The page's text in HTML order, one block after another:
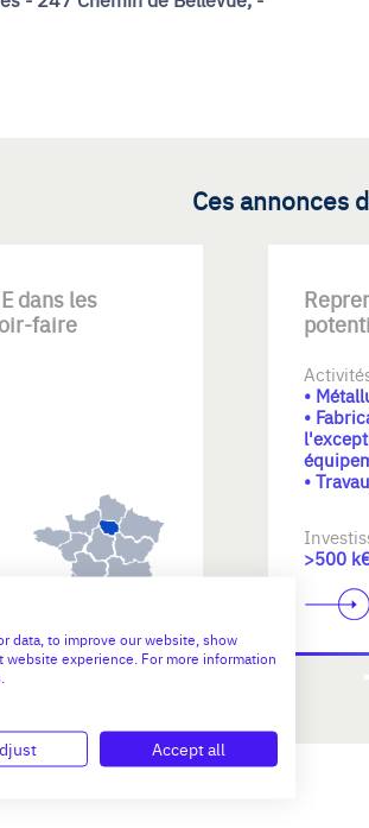
Ces annonces
dans les
faire
•
•
•
>500
data, to improve our website, show
website experience. For more information
Accept all